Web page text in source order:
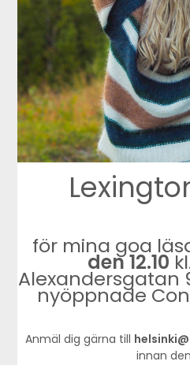
för mina goa
den 12.10
Alexandersgatan
nyöppnade
Anmäl dig gärna till
innan den